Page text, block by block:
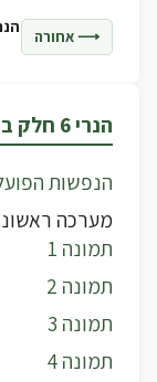
⟶ אחורה הנרי 6
הנרי 6 חלק ב'
הנפשות
מערכה
תמונה 1
תמונה 2
תמונה 3
תמונה 4